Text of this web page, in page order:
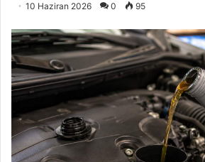
10 Haziran 2026 0 95